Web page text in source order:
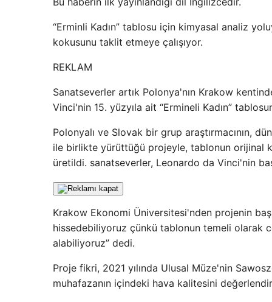
“Erminli Kadın” tablosu için kimyasal analiz
kokusunu taklit etmeye çalışıyor.
REKLAM
Sanatseverler artık Polonya'nın Krakow
Vinci'nin 15. yüzyıla ait “Ermineli Kadın”
Polonyalı ve Slovak bir grup araştırmacının,
ile birlikte yürüttüğü projeyle, tablonun orijinal
üretildi. sanatseverler, Leonardo da Vinci'nin
Krakow Ekonomi Üniversitesi'nden projenin baş
hissedebiliyoruz çünkü tablonun temeli olarak
alabiliyoruz” dedi.
Proje fikri, 2021 yılında Ulusal Müze'nin
muhafazanın içindeki hava kalitesini